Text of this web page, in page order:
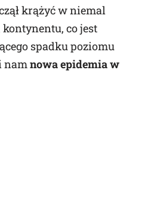
krążyć w niemal
co jest
spadku poziomu
namnowa epidemia w